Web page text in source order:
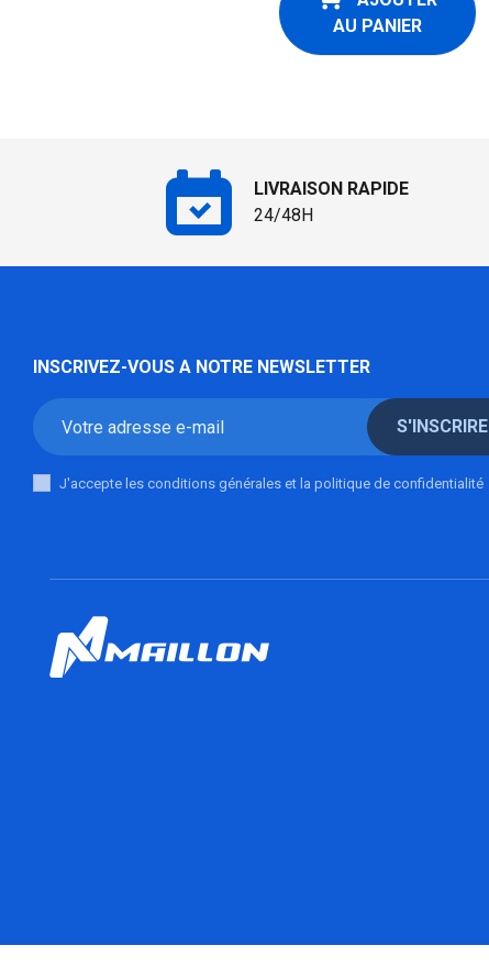
AU PANIER
LIVRAISON RAPIDE
24/48H
INSCRIVEZ-VOUS A NOTRE NEWSLETTER
S'INSCRIRE
J'accepte les conditions générales et la politique de confidentialité